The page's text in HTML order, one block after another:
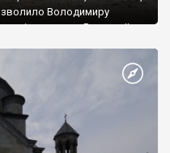
Володимиру
імператору Василю ІІ, та
Василем-християнином.
Херсонесу Таврійського